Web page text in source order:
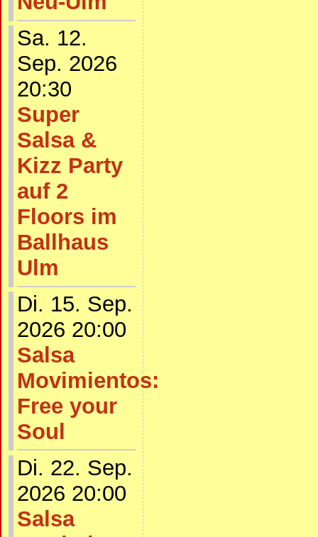
Sa. 12.
Sep. 2026
20:30
Super
Salsa &
Kizz Party
auf 2
Floors im
Ballhaus
Ulm
Di. 15. Sep.
2026 20:00
Salsa
Movimientos:
Free your
Soul
Di. 22. Sep.
2026 20:00
Salsa